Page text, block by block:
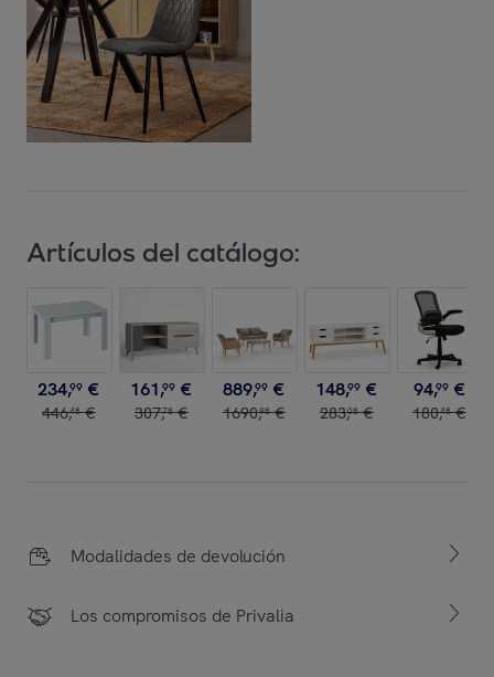
Artículos del catálogo:
234,99 €
446,48 €
161,99 €
307,78 €
889,99 €
1690,98 €
148,99 €
283,08 €
94,99 €
180,48 €
Modalidades de devolución
Los compromisos de Privalia